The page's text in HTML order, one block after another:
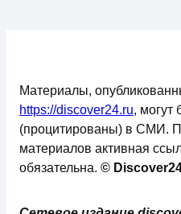
Материалы,
https://discover24.ru, могут
(процитированы) в СМИ.
материалов активная
обязательна. ©